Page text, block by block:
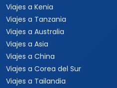
Viajes a Kenia
Viajes a Tanzania
Viajes a Australia
Viajes a Asia
Viajes a China
Viajes a Corea del Sur
Viajes a Tailandia